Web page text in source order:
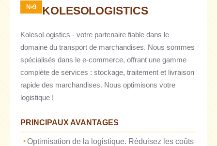
№9 KOLESOLOGISTICS
KolesoLogistics - votre partenaire fiable dans le
domaine du transport de marchandises. Nous sommes
spécialisés dans le e-commerce, offrant une gamme
complète de services : stockage, traitement et livraison
rapide des marchandises. Nous optimisons votre
logistique !
PRINCIPAUX AVANTAGES
Optimisation de la logistique. Réduisez les coûts